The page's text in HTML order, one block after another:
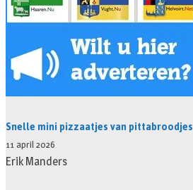
Snelle mini pizzaatjes van pittabroodjes
11 april 2026
Erik Manders